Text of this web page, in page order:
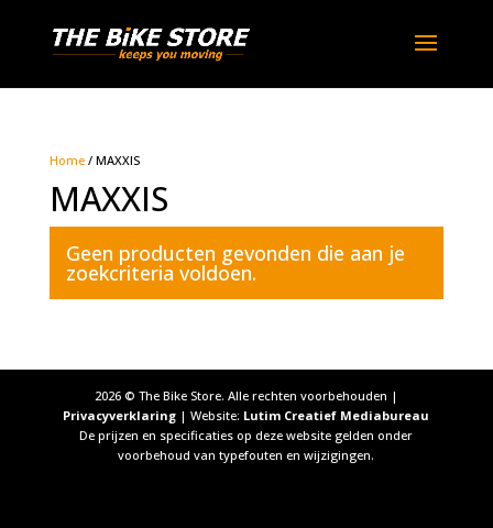
Home/ MAXXIS
MAXXIS
Geen producten gevonden die aan je
zoekcriteria voldoen.
2026© The Bike Store. Alle rechten voorbehouden |
Privacyverklaring | Website: Lutim Creatief Mediabureau
De prijzen en specificaties op deze website gelden onder
voorbehoud van typefouten en wijzigingen.